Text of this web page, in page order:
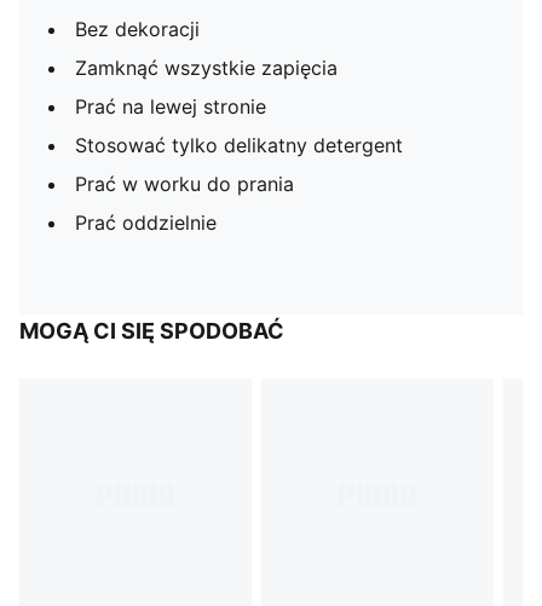
Bez dekoracji
Zamknąć wszystkie zapięcia
Prać na lewej stronie
Stosować tylko delikatny detergent
Prać w worku do prania
Prać oddzielnie
MOGĄ CI SIĘ SPODOBAĆ